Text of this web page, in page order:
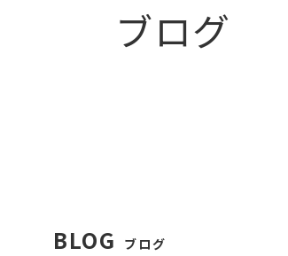
ブログ
BLOG
ブログ